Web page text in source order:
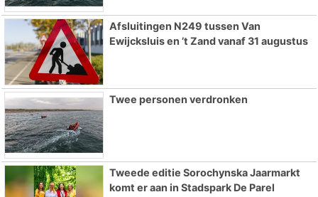
Afsluitingen N249 tussen Van
Ewijcksluis en ’t Zand vanaf 31 augustus
Twee personen verdronken
Tweede editie Sorochynska Jaarmarkt
komt er aan in Stadspark De Parel